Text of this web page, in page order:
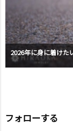
2026年に身に着けた
フォローする